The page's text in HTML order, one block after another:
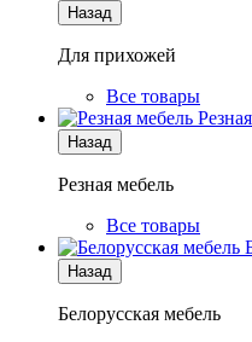
Назад
Для прихожей
Все товары
Назад
Резная мебель
Все товары
Назад
Белорусская мебель